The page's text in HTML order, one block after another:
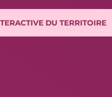
DU TERRITOIRE